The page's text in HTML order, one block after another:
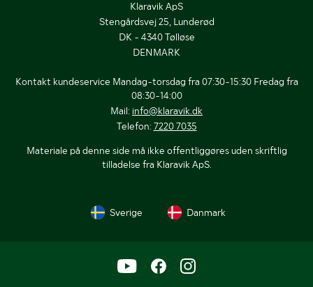
Klaravik ApS
Stengårdsvej 25, Lunderød
DK - 4340 Tølløse
DENMARK
Kontakt kundeservice Mandag-torsdag fra 07:30-15:30 Fredag fra
08:30-14:00
Mail: info@klaravik.dk
Telefon: 7220 7035
Materiale på denne side må ikke offentliggøres uden skriftlig
tilladelse fra Klaravik ApS.
Sverige Danmark